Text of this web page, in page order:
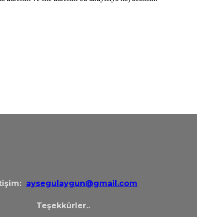
aysegulaygun@gmail.com
Teşekkürler..